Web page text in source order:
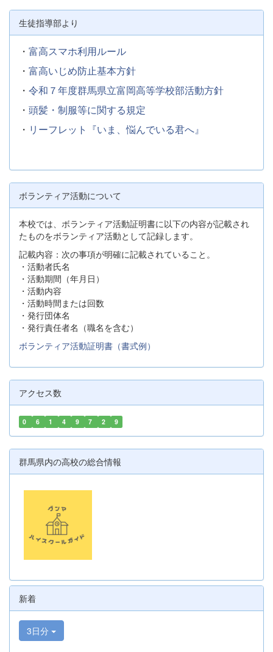
生徒指導部より
・ 富高スマホ利用ルール
・ 富高いじめ防止基本方針
・ 令和７年度群馬県立富岡高等学校部活動方針
・ 頭髪・制服等に関する規定
・ リーフレット『いま、悩んでいる君へ』
ボランティア活動について
本校では、ボランティア活動証明書に以下の内容が記載され
たものをボランティア活動として記録します。
記載内容：次の事項が明確に記載されていること。
・活動者氏名
・活動期間（年月日）
・活動内容
・活動時間または回数
・発行団体名
・発行責任者名（職名を含む）
ボランティア活動証明書（書式例）
アクセス数
0 6 1 4 9 7 2 9
群馬県内の高校の総合情報
新着
3日分